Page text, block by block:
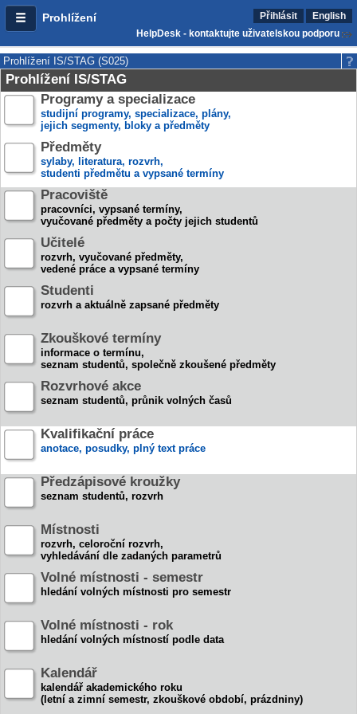
Prohlížení Přihlásit
English
HelpDesk - kontaktujte uživatelskou podporu
Prohlížení IS/STAG (S025)
Prohlížení IS/STAG
Programy a specializace
studijní programy, specializace, plány,
jejich segmenty, bloky a předměty
Předměty
sylaby, literatura, rozvrh,
studenti předmětu a vypsané termíny
Pracoviště
pracovníci, vypsané termíny,
vyučované předměty a počty jejich studentů
Učitelé
rozvrh, vyučované předměty,
vedené práce a vypsané termíny
Studenti
rozvrh a aktuálně zapsané předměty
Zkouškové termíny
informace o termínu,
seznam studentů, společně zkoušené předměty
Rozvrhové akce
seznam studentů, průnik volných časů
Kvalifikační práce
anotace, posudky, plný text práce
Předzápisové kroužky
seznam studentů, rozvrh
Místnosti
rozvrh, celoroční rozvrh,
vyhledávání dle zadaných parametrů
Volné místnosti - semestr
hledání volných místnosti pro semestr
Volné místnosti - rok
hledání volných místností podle data
Kalendář
kalendář akademického roku
(letní a zimní semestr, zkouškové období, prázdniny)